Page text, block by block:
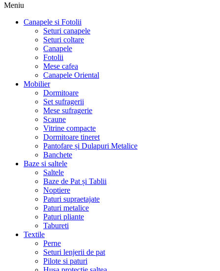
Meniu
Canapele si Fotolii
Seturi canapele
Seturi coltare
Canapele
Fotolii
Mese cafea
Canapele Oriental
Mobilier
Dormitoare
Set sufragerii
Mese sufragerie
Scaune
Vitrine compacte
Dormitoare tineret
Pantofare și Dulapuri Metalice
Banchete
Baze si saltele
Saltele
Baze de Pat și Tablii
Noptiere
Paturi supraetajate
Paturi metalice
Paturi pliante
Tabureti
Textile
Perne
Seturi lenjerii de pat
Pilote si paturi